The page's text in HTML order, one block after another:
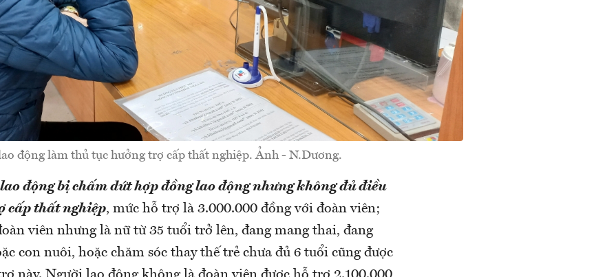
động làm thủ tục hưởng trợ cấp thất nghiệp. Ảnh - N.Dương.
động bị chấm dứt hợp đồng lao động nhưng không đủ điều
cấp thất nghiệp, mức hỗ trợ là 3.000.000 đồng với đoàn viên;
viên nhưng là nữ từ 35 tuổi trở lên, đang mang thai, đang
con nuôi, hoặc chăm sóc thay thế trẻ chưa đủ 6 tuổi cũng được